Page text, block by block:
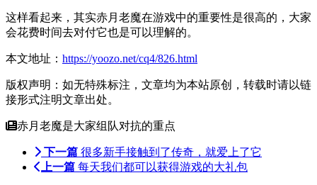
这样看起来，其实赤月老魔在游戏中的重要性是很高的，大家
会花费时间去对付它也是可以理解的。
本文地址： https://yoozo.net/cq4/826.html
版权声明：如无特殊标注，文章均为本站原创，转载时请以链
接形式注明文章出处。
赤月老魔是大家组队对抗的重点
下一篇 很多新手接触到了传奇，就爱上了它
上一篇 每天我们都可以获得游戏的大礼包